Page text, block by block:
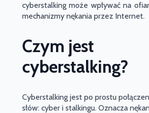
cyberstalking może wpływać na
mechanizmy nękania przez Internet.
Czym jest
cyberstalking?
Cyberstalking jest po prostu
słów: cyber i stalkingu. Oznacza